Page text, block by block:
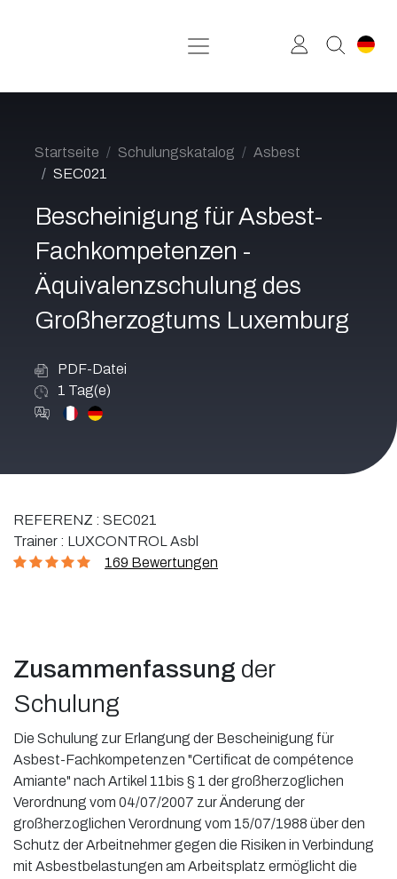
Startseite Schulungskatalog
Asbest
SEC021
Bescheinigung für Asbest-
Fachkompetenzen -
Äquivalenzschulung des
Großherzogtums Luxemburg
PDF-Datei
1 Tag(e)
REFERENZ : SEC021
Trainer : LUXCONTROL Asbl
169 Bewertungen
Zusammenfassung der
Schulung
Die Schulung zur Erlangung der Bescheinigung für
Asbest-Fachkompetenzen "Certificat de compétence
Amiante" nach Artikel 11bis § 1 der großherzoglichen
Verordnung vom 04/07/2007 zur Änderung der
großherzoglichen Verordnung vom 15/07/1988 über den
Schutz der Arbeitnehmer gegen die Risiken in Verbindung
mit Asbestbelastungen am Arbeitsplatz ermöglicht die